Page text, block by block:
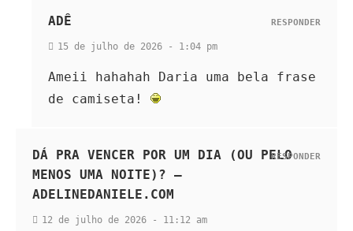
ADÊ
15 de julho de 2026 - 1:04 pm
Ameii hahahah Daria uma bela frase
de camiseta!
RESPONDER
DÁ PRA VENCER POR UM DIA (OU PELO
MENOS UMA NOITE)? –
ADELINEDANIELE.COM
12 de julho de 2026 - 11:12 am
RESPONDER